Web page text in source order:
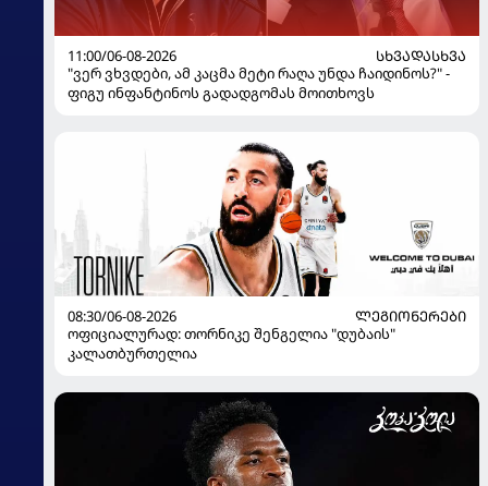
11:00/06-08-2026
ᲡᲮᲕᲐᲓᲐᲡᲮᲕᲐ
"ვერ ვხვდები, ამ კაცმა მეტი რაღა უნდა ჩაიდინოს?" -
ფიგუ ინფანტინოს გადადგომას მოითხოვს
08:30/06-08-2026
ᲚᲔᲒᲘᲝᲜᲔᲠᲔᲑᲘ
ოფიციალურად: თორნიკე შენგელია "დუბაის"
კალათბურთელია